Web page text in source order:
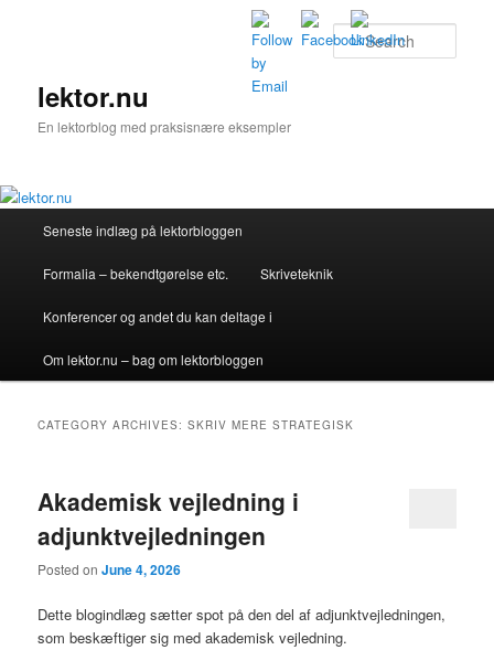
lektor.nu
En lektorblog med praksisnære eksempler
Seneste indlæg på lektorbloggen
Formalia – bekendtgørelse etc. Skriveteknik
Konferencer og andet du kan deltage i
Om lektor.nu – bag om lektorbloggen
CATEGORY ARCHIVES:SKRIV MERE STRATEGISK
Akademisk vejledning i
adjunktvejledningen
Posted onJune 4, 2026
Dette blogindlæg sætter spot på den del af adjunktvejledningen,
som beskæftiger sig med akademisk vejledning.